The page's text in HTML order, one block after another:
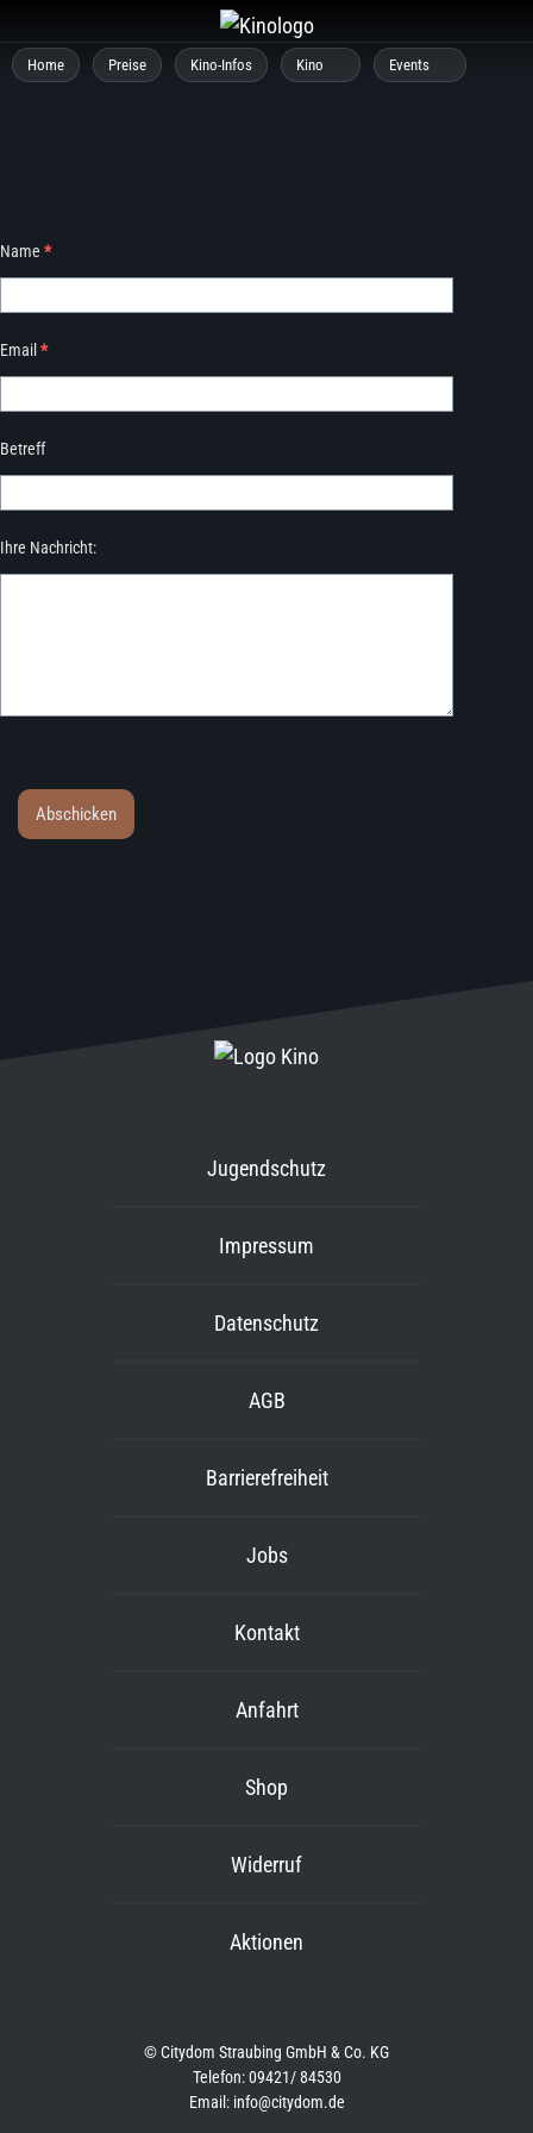
Inhalt
springen
Home Preise Kino-Infos Kino Events
Name *
Email *
Betreff
Ihre Nachricht:
Abschicken
Jugendschutz
Impressum
Datenschutz
AGB
Barrierefreiheit
Jobs
Kontakt
Anfahrt
Shop
Widerruf
Aktionen
© Citydom Straubing GmbH & Co. KG
Telefon: 09421/ 84530
Email: info@citydom.de